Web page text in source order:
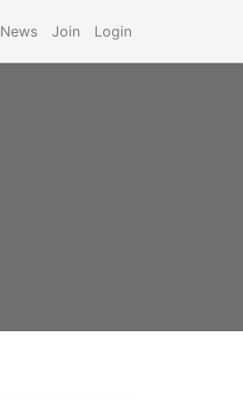
News Join Login